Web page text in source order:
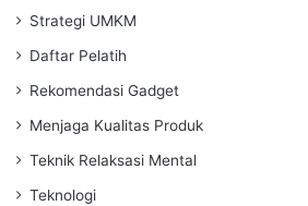
Strategi UMKM
Daftar Pelatih
Rekomendasi Gadget
Menjaga Kualitas Produk
Teknik Relaksasi Mental
Teknologi